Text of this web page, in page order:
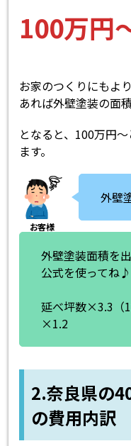
100万円
お家のつくりにもよ
あれば外壁塗装の面
となると、100万円
ます。
外壁
外壁塗装面積を
公式を使ってね♪
延べ坪数×3.3（1
×1.2
2.奈良県の
の費用内訳